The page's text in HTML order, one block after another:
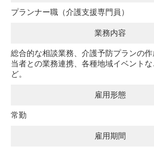
プランナー職（介護支援専門員）
業務内容
総合的な相談業務、介護予防プランの
当者との業務連携、各種地域イベント
ど。
雇用形態
常勤
雇用期間